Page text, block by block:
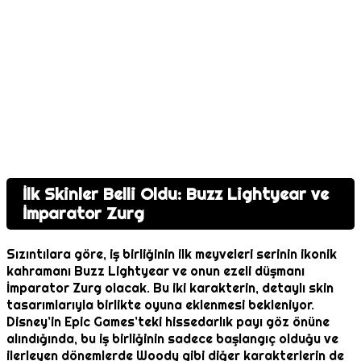
İlk Skinler Belli Oldu: Buzz Lightyear ve
İmparator Zurg
Sızıntılara göre, iş birliğinin ilk meyveleri serinin ikonik
kahramanı Buzz Lightyear ve onun ezeli düşmanı
İmparator Zurg olacak. Bu iki karakterin, detaylı skin
tasarımlarıyla birlikte oyuna eklenmesi bekleniyor.
Disney’in Epic Games’teki hissedarlık payı göz önüne
alındığında, bu iş birliğinin sadece başlangıç olduğu ve
ilerleyen dönemlerde Woody gibi diğer karakterlerin de